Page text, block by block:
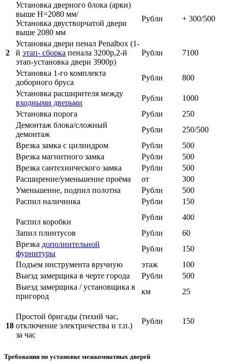
Установка дверного блока (арки)
выше Н=2080 мм/
Установка двустворчатой двери
выше 2080 мм
Рубли + 300/500
2
Установка двери пенал Penalbox (1-
й этап- сборка пенала 3200р,2-й
этап-установка двери 3900р)
Рубли 7100
Установка 1-го комплекта
доборного бруса
Рубли
800
Установка расширителя между
входными дверьми
Рубли
1000
Установка порога
Рубли
250
Демонтаж блока/сложный
демонтаж
Рубли
250/500
Врезка замка с цилиндром
Рубли
500
Врезка магнитного замка
Рубли
500
Врезка сантехнического замка
Рубли
500
Расширение/уменьшение проёма
от
300
Уменьшение, подпил полотна
Рубли
500
Распил наличника
Рубли 150
Распил коробки
Рубли
400
Запил плинтусов
Рубли
60
Врезка дополнительной
фурнитуры
Рубли
150
Подъем инструмента вручную
этаж
100
Выезд замерщика в черте города
Рубли
500
Выезд замерщика / установщика в
пригород
км 25
18
Простой бригады (тихий час,
отключение электричества и т.п.)
за час
Рубли 150
Требования по установке межкомнатных дверей